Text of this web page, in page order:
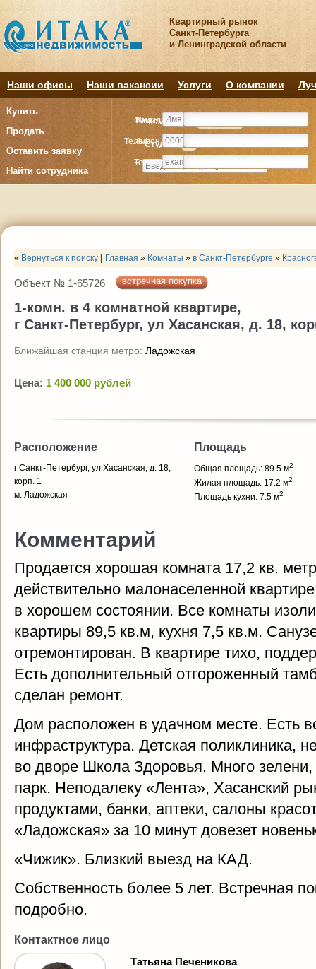
Квартирный рынок
Санкт-Петербурга
и Ленинградской области
Наши офисы Наши вакансии Услуги О компании
Купить
Продать
Оставить заявку
Найти сотрудника
Комнату
Студия Комнат
Комнату
Студия Комнат
Имя
Телефон
E-mail
Фамилия
Имя
Телефон
« Вернуться к поиску Главная » Комнаты » в Санкт-Петербурге »
Объект № 1-65726 встречная покупка
1-комн. в 4 комнатной квартире,
г Санкт-Петербург, ул Хасанская, д. 18,
Ближайшая станция метро: Ладожская
Цена: 1 400 000 рублей
Расположение
г Санкт-Петербург, ул Хасанская, д. 18,
корп. 1
м. Ладожская
Площадь
Общая площадь: 89.5 м2
Жилая площадь: 17.2 м2
Площадь кухни: 7.5 м2
Комментарий
Продается хорошая комната 17,2 кв.
действительно малонаселенной
в хорошем состоянии. Все комнаты
квартиры 89,5 кв.м, кухня 7,5 кв.м.
отремонтирован. В квартире тихо,
Есть дополнительный отгороженный
сделан ремонт.
Дом расположен в удачном месте. Есть
инфраструктура. Детская поликлиника,
во дворе Школа Здоровья. Много
парк. Неподалеку «Лента», Хасанский
продуктами, банки, аптеки, салоны
«Ладожская» за 10 минут довезет
«Чижик». Близкий выезд на КАД.
Собственность более 5 лет. Встречная
подробно.
Контактное лицо
Татьяна Печеникова